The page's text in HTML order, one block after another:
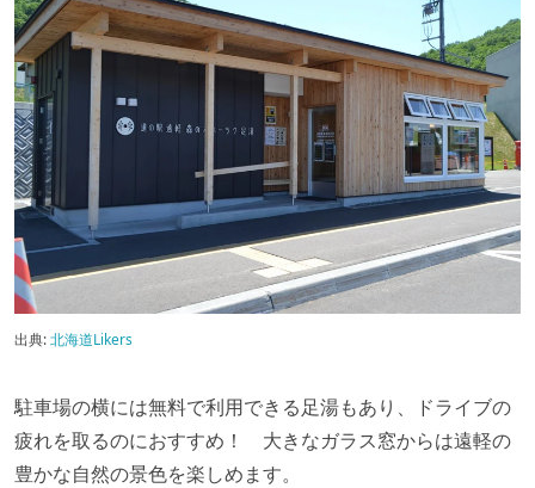
出典:北海道Likers
駐車場の横には無料で利用できる足湯もあり、ドライブの
疲れを取るのにおすすめ！ 大きなガラス窓からは遠軽の
豊かな自然の景色を楽しめます。